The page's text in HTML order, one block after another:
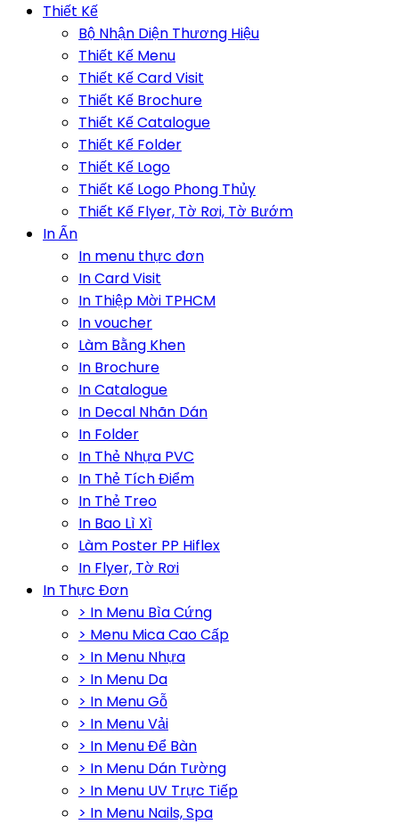
Thiết Kế
Bộ Nhận Diện Thương Hiệu
Thiết Kế Menu
Thiết Kế Card Visit
Thiết Kế Brochure
Thiết Kế Catalogue
Thiết Kế Folder
Thiết Kế Logo
Thiết Kế Logo Phong Thủy
Thiết Kế Flyer, Tờ Rơi, Tờ Bướm
In Ấn
In menu thực đơn
In Card Visit
In Thiệp Mời TPHCM
In voucher
Làm Bằng Khen
In Brochure
In Catalogue
In Decal Nhãn Dán
In Folder
In Thẻ Nhựa PVC
In Thẻ Tích Điểm
In Thẻ Treo
In Bao Lì Xì
Làm Poster PP Hiflex
In Flyer, Tờ Rơi
In Thực Đơn
> In Menu Bìa Cứng
> Menu Mica Cao Cấp
> In Menu Nhựa
> In Menu Da
> In Menu Gỗ
> In Menu Vải
> In Menu Để Bàn
> In Menu Dán Tường
> In Menu UV Trực Tiếp
> In Menu Nails, Spa